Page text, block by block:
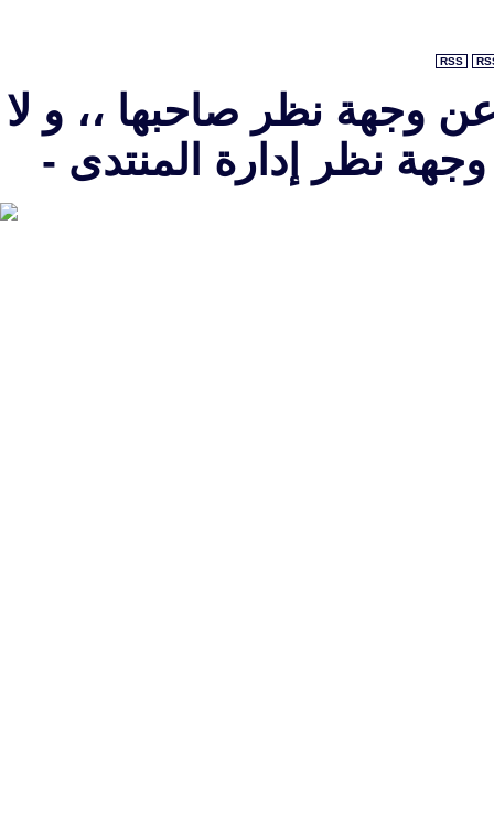
RSS
وجهة نظر صاحبها ،، و لا
نظر إدارة المنتدى -